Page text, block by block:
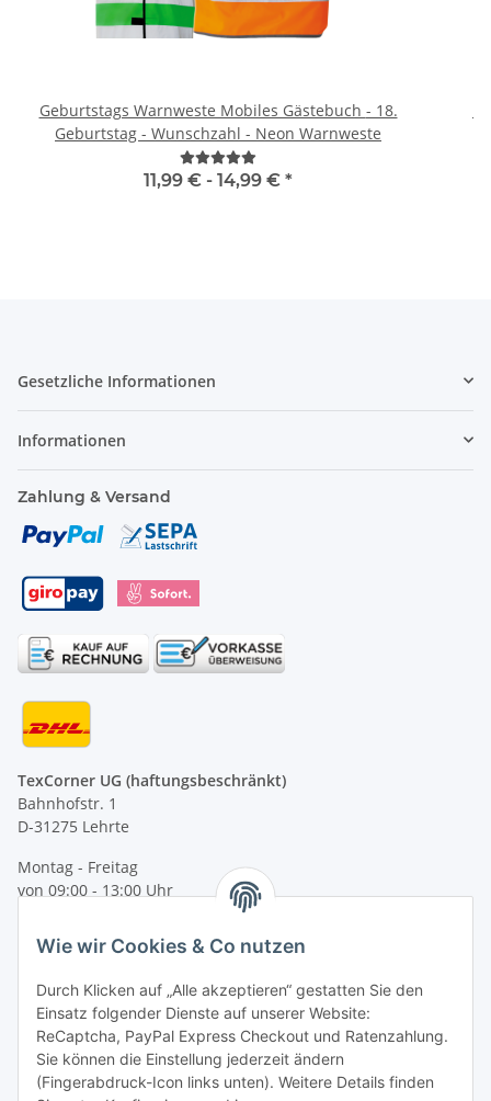
Geburtstags Warnweste Mobiles Gästebuch - 18.
Geburtstag - Wunschzahl - Neon Warnweste
11,99 € - 14,99 € *
Gesetzliche Informationen
Informationen
Zahlung & Versand
TexCorner UG (haftungsbeschränkt)
Bahnhofstr. 1
D-31275 Lehrte
Montag - Freitag
von 09:00 - 13:00 Uhr
Tel: +49 (0) 5132 8230689
E-Mail:mail@texcorner.de
Wie wir Cookies & Co nutzen
Durch Klicken auf „Alle akzeptieren“ gestatten Sie den
Einsatz folgender Dienste auf unserer Website:
ReCaptcha, PayPal Express Checkout und Ratenzahlung.
Sie können die Einstellung jederzeit ändern
(Fingerabdruck-Icon links unten). Weitere Details finden